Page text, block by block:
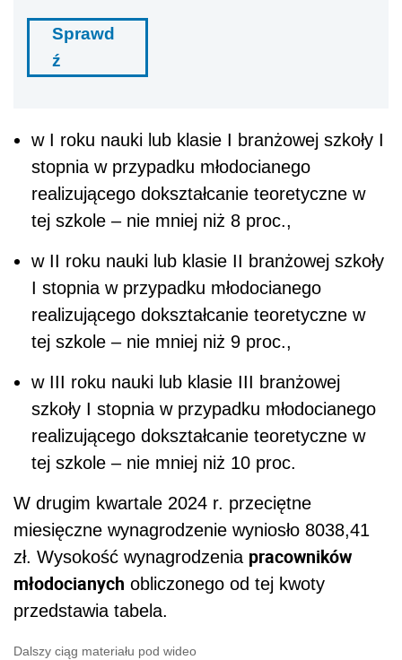
Sprawd
ź
w I roku nauki lub klasie I branżowej szkoły I
stopnia w przypadku młodocianego
realizującego dokształcanie teoretyczne w
tej szkole – nie mniej niż 8 proc.,
w II roku nauki lub klasie II branżowej szkoły
I stopnia w przypadku młodocianego
realizującego dokształcanie teoretyczne w
tej szkole – nie mniej niż 9 proc.,
w III roku nauki lub klasie III branżowej
szkoły I stopnia w przypadku młodocianego
realizującego dokształcanie teoretyczne w
tej szkole – nie mniej niż 10 proc.
W drugim kwartale 2024 r. przeciętne
miesięczne wynagrodzenie wyniosło 8038,41
zł. Wysokość wynagrodzenia pracowników
młodocianych obliczonego od tej kwoty
przedstawia tabela.
Dalszy ciąg materiału pod wideo